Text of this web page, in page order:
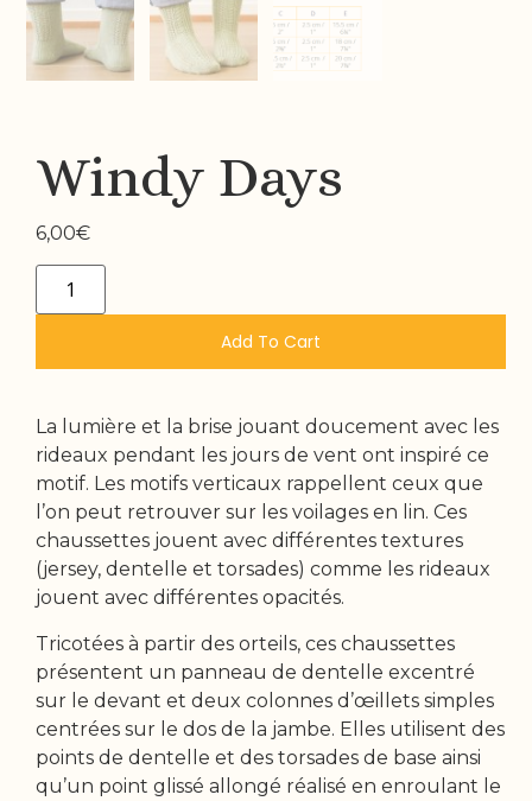
Windy Days
6,00€
Add To Cart
La lumière et la brise jouant doucement avec les
rideaux pendant les jours de vent ont inspiré ce
motif. Les motifs verticaux rappellent ceux que
l’on peut retrouver sur les voilages en lin. Ces
chaussettes jouent avec différentes textures
(jersey, dentelle et torsades) comme les rideaux
jouent avec différentes opacités.
Tricotées à partir des orteils, ces chaussettes
présentent un panneau de dentelle excentré
sur le devant et deux colonnes d’œillets simples
centrées sur le dos de la jambe. Elles utilisent des
points de dentelle et des torsades de base ainsi
qu’un point glissé allongé réalisé en enroulant le